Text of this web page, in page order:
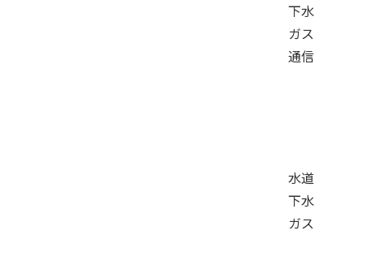
下水
ガス
通信
水道
下水
ガス